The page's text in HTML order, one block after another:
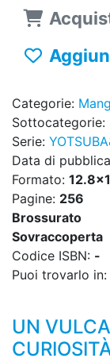
Categorie:
Sottocategorie:
Serie:
Data di
Formato:
Pagine: 256
Brossurato
Sovraccoperta
Codice ISBN: -
Puoi trovarlo in:
UN